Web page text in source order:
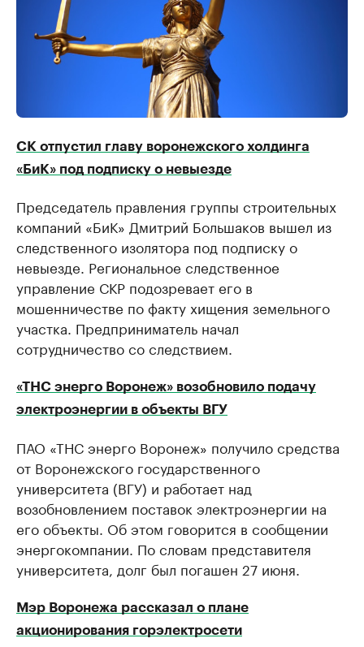
СК отпустил главу воронежского холдинга
«БиК» под подписку о невыезде
Председатель правления группы строительных
компаний «БиК» Дмитрий Большаков вышел из
следственного изолятора под подписку о
невыезде. Региональное следственное
управление СКР подозревает его в
мошенничестве по факту хищения земельного
участка. Предприниматель начал
сотрудничество со следствием.
«ТНС энерго Воронеж» возобновило подачу
электроэнергии в объекты ВГУ
ПАО «ТНС энерго Воронеж» получило средства
от Воронежского государственного
университета (ВГУ) и работает над
возобновлением поставок электроэнергии на
его объекты. Об этом говорится в сообщении
энергокомпании. По словам представителя
университета, долг был погашен 27 июня.
Мэр Воронежа рассказал о плане
акционирования горэлектросети